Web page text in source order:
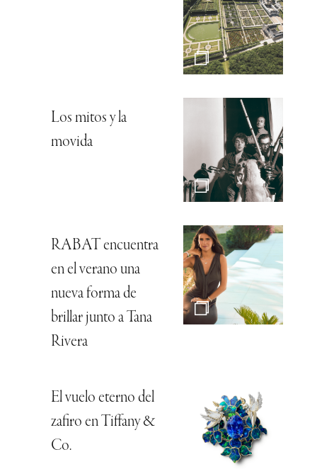
Los mitos y la
movida
RABAT encuentra
en el verano una
nueva forma de
brillar junto a Tana
Rivera
El vuelo eterno del
zafiro en Tiffany &
Co.